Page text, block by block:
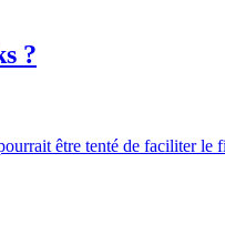
?
être tenté de faciliter